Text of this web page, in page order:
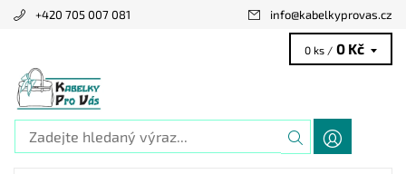
+420 705 007 081 info@kabelkyprovas.cz
0 ks / 0 Kč